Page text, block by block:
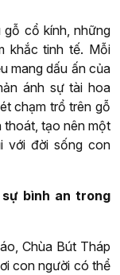
cổ kính, những
khắc tinh tế. Mỗi
mang dấu ấn của
ánh sự tài hoa
chạm trổ trên gỗ
thoát, tạo nên một
với đời sống con
bình an trong
Chùa Bút Tháp
con người có thể